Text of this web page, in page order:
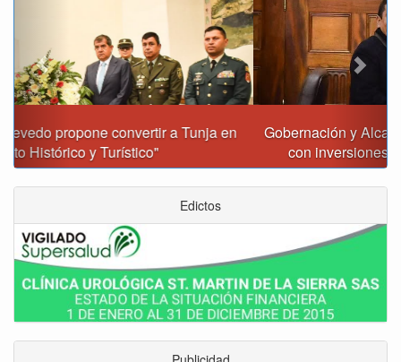
Gobernación y Alcaldía de Tunja revisan 120 proyectos
con inversiones superiores a $385.000 millones
Edictos